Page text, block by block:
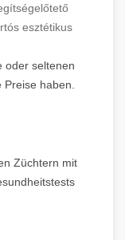
előtető
esztétikus
oder seltenen
haben.
Züchtern mit